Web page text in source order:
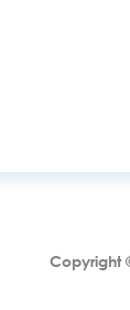
Copyright